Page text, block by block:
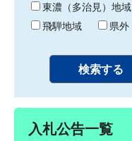
東濃（多治見）地域
飛騨地域
県外
入札公告一覧